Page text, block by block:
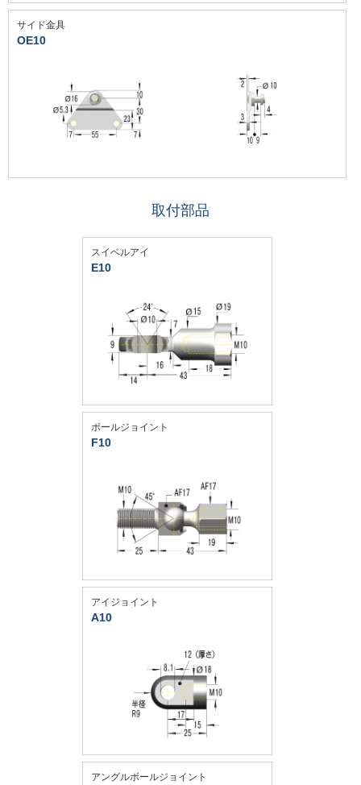
サイド金具
OE10
取付部品
スイベルアイ
E10
ボールジョイント
F10
アイジョイント
A10
アングルボールジョイント